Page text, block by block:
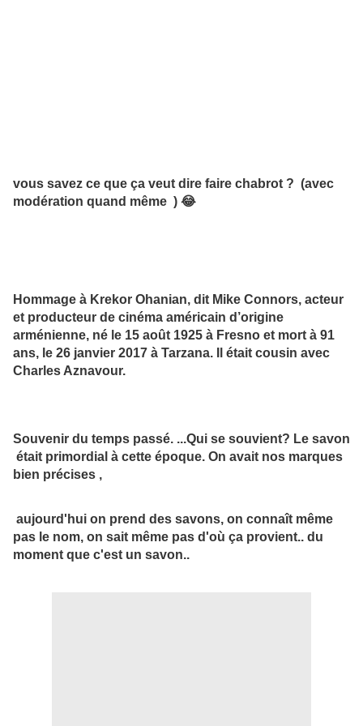
vous savez ce que ça veut dire faire chabrot ? (avec
modération quand même ) 😂
Hommage à Krekor Ohanian, dit Mike Connors, acteur
et producteur de cinéma américain d’origine
arménienne, né le 15 août 1925 à Fresno et mort à 91
ans, le 26 janvier 2017 à Tarzana. Il était cousin avec
Charles Aznavour.
Souvenir du temps passé. ...Qui se souvient? Le savon
était primordial à cette époque. On avait nos marques
bien précises ,
aujourd'hui on prend des savons, on connaît même
pas le nom, on sait même pas d'où ça provient.. du
moment que c'est un savon..